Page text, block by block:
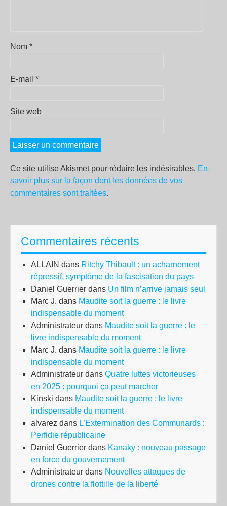
Nom *
E-mail *
Site web
Ce site utilise Akismet pour réduire les indésirables. En
savoir plus sur la façon dont les données de vos
commentaires sont traitées.
Commentaires récents
ALLAIN dans Ritchy Thibault : un acharnement
répressif, symptôme de la fascisation du pays
Daniel Guerrier dans Un film n’arrive jamais seul
Marc J. dans Maudite soit la guerre : le livre
indispensable du moment
Administrateur dans Maudite soit la guerre : le
livre indispensable du moment
Marc J. dans Maudite soit la guerre : le livre
indispensable du moment
Administrateur dans Quatre luttes victorieuses
en 2025 : pourquoi ça peut marcher
Kinski dans Maudite soit la guerre : le livre
indispensable du moment
alvarez dans L’Extermination des Communards :
Perfidie républicaine
Daniel Guerrier dans Kanaky : nouveau passage
en force du gouvernement
Administrateur dans Nouvelles attaques de
drones contre la flottille de la liberté